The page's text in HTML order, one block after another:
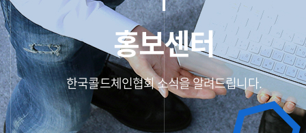
홍보센터
한국콜드체인협회 소식을 알려드립니다.